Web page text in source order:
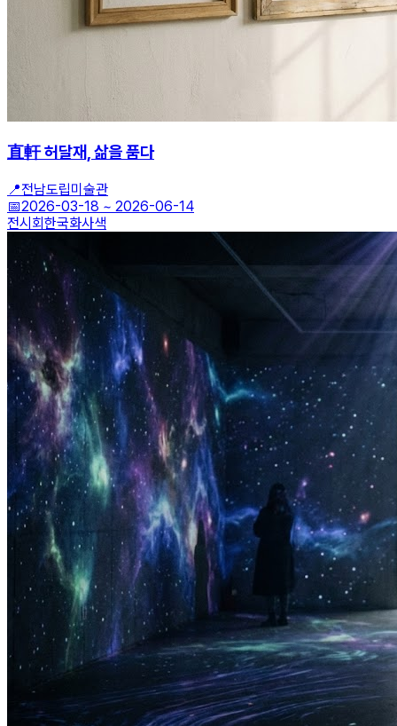
直軒 허달재, 삶을 품다
📍전남도립미술관
📅2026-03-18 ~ 2026-06-14
전시회한국화사색